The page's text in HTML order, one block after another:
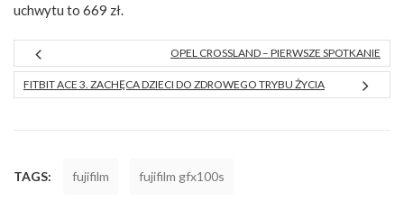
uchwytu to 669 zł.
OPEL CROSSLAND – PIERWSZE SPOTKANIE
FITBIT ACE 3. ZACHĘCA DZIECI DO ZDROWEGO TRYBU ŻYCIA
TAGS: fujifilm fujifilm gfx100s